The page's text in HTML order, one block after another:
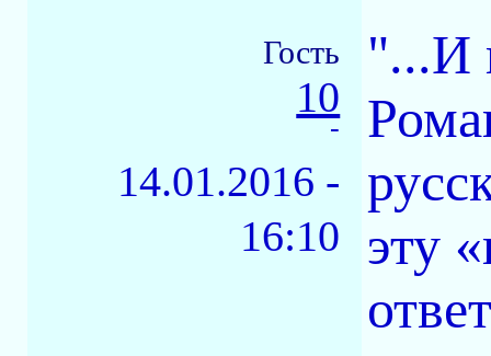
Гость
10
-
14.01.2016 -
16:10
"...И
эту